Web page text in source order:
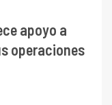
apoyo a
operaciones